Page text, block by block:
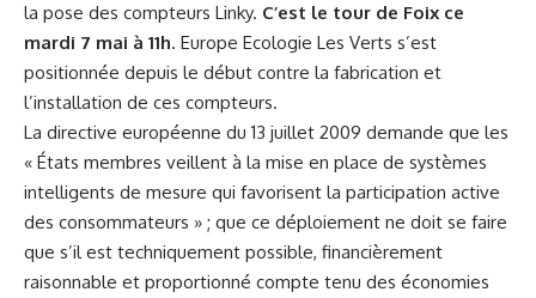
la pose des compteurs Linky. C’est le tour de Foix ce
mardi 7 mai à 11h. Europe Ecologie Les Verts s’est
positionnée depuis le début contre la fabrication et
l’installation de ces compteurs.
La directive européenne du 13 juillet 2009 demande que les
« États membres veillent à la mise en place de systèmes
intelligents de mesure qui favorisent la participation active
des consommateurs » ; que ce déploiement ne doit se faire
que s’il est techniquement possible, financièrement
raisonnable et proportionné compte tenu des économies